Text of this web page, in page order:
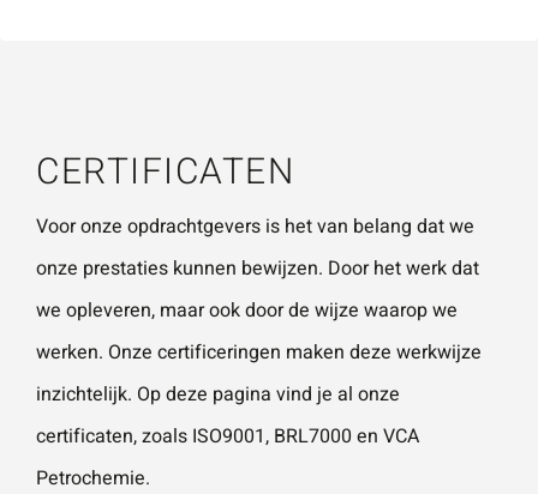
VERSTUUR JE AANVRAAG
Telefoonnummer
Vraag of opmerking
CERTIFICATEN
Voor onze opdrachtgevers is het van belang dat we
onze prestaties kunnen bewijzen. Door het werk dat
we opleveren, maar ook door de wijze waarop we
werken. Onze certificeringen maken deze werkwijze
inzichtelijk. Op deze pagina vind je al onze
certificaten, zoals ISO9001, BRL7000 en VCA
Petrochemie.